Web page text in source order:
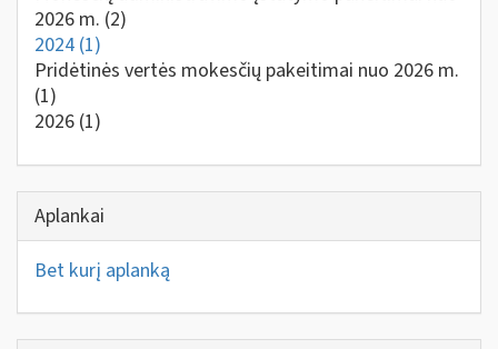
2026 m. (2)
2024 (1)
Pridėtinės vertės mokesčių pakeitimai nuo 2026 m.
(1)
2026 (1)
Aplankai
Bet kurį aplanką